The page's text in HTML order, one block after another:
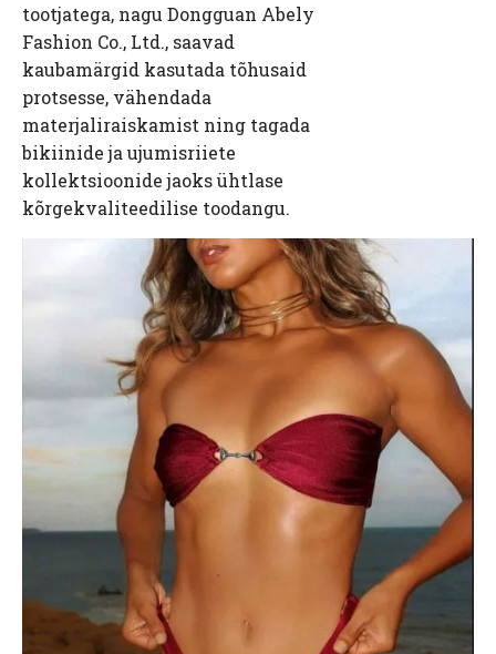
tootjatega, nagu Dongguan Abely
Fashion Co., Ltd., saavad
kaubamärgid kasutada tõhusaid
protsesse, vähendada
materjaliraiskamist ning tagada
bikiinide ja ujumisriiete
kollektsioonide jaoks ühtlase
kõrgekvaliteedilise toodangu.